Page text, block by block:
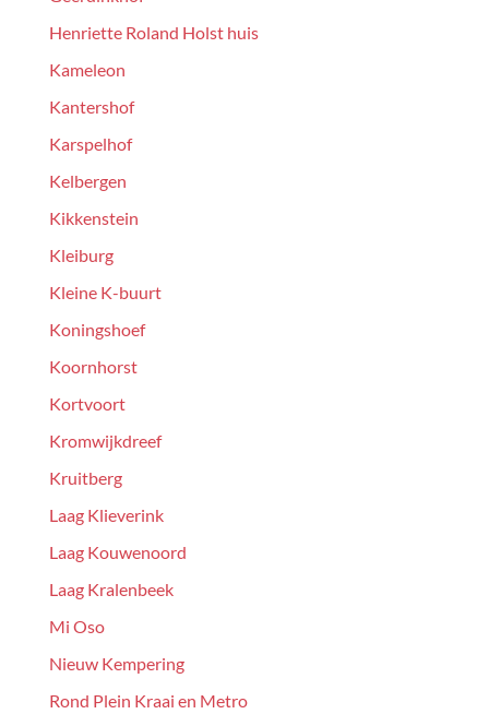
Henriette Roland Holst huis
Kameleon
Kantershof
Karspelhof
Kelbergen
Kikkenstein
Kleiburg
Kleine K-buurt
Koningshoef
Koornhorst
Kortvoort
Kromwijkdreef
Kruitberg
Laag Klieverink
Laag Kouwenoord
Laag Kralenbeek
Mi Oso
Nieuw Kempering
Rond Plein Kraai en Metro